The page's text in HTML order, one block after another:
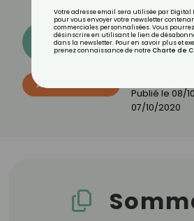
Découvrez les 11 menus CROQ
ALIMENTATION
Publié le 08/
07/10/2020
Votre adresse email sera utilisée par Digital
pour vous envoyer votre newsletter
commerciales personnalisées. Vous
désinscrire en utilisant le lien de
dans la newsletter. Pour en savoir plus et
prenez connaissance de notre Charte de